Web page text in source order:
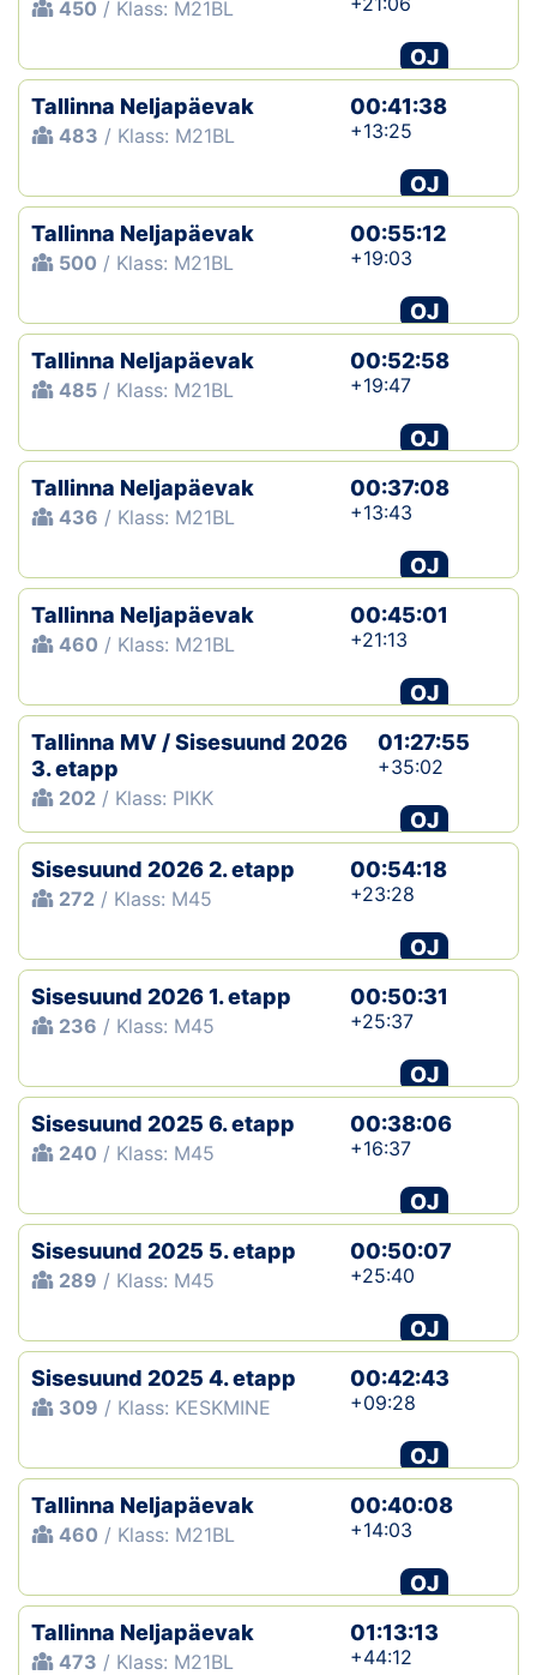
450 / Klass: M21BL
OJ
Tallinna Neljapäevak
483 / Klass: M21BL
00:41:38
+13:25
OJ
Tallinna Neljapäevak
500 / Klass: M21BL
00:55:12
+19:03
OJ
Tallinna Neljapäevak
485 / Klass: M21BL
00:52:58
+19:47
OJ
Tallinna Neljapäevak
436 / Klass: M21BL
00:37:08
+13:43
OJ
Tallinna Neljapäevak
460 / Klass: M21BL
00:45:01
+21:13
OJ
Tallinna MV / Sisesuund 2026
3. etapp
202 / Klass: PIKK
01:27:55
+35:02
OJ
Sisesuund 2026 2. etapp
272 / Klass: M45
00:54:18
+23:28
OJ
Sisesuund 2026 1. etapp
236 / Klass: M45
00:50:31
+25:37
OJ
Sisesuund 2025 6. etapp
240 / Klass: M45
00:38:06
+16:37
OJ
Sisesuund 2025 5. etapp
289 / Klass: M45
00:50:07
+25:40
OJ
Sisesuund 2025 4. etapp
309 / Klass: KESKMINE
00:42:43
+09:28
OJ
Tallinna Neljapäevak
460 / Klass: M21BL
00:40:08
+14:03
OJ
Tallinna Neljapäevak
473 / Klass: M21BL
01:13:13
+44:12